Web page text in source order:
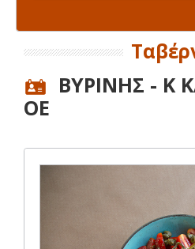
ΒΥΡΙΝΗΣ - Κ
ΟΕ